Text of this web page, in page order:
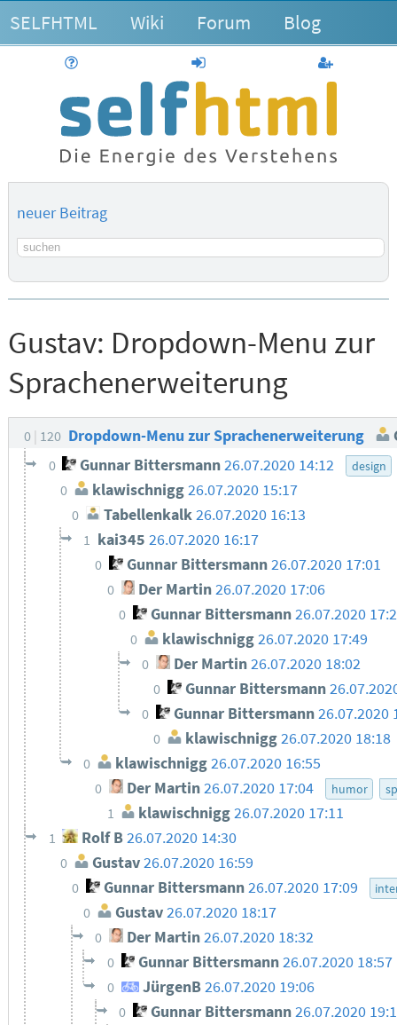
SELFHTML Wiki Forum Blog
anmelden
neuer Beitrag
Suchbegriff
Gustav: Dropdown-Menu zur
Sprachenerweiterung
0 120 Dropdown-Menu zur Sprachenerweiterung
0 Gunnar Bittersmann26.07.2020 14:12 design
0 klawischnigg 26.07.2020 15:17
0 Tabellenkalk26.07.2020 16:13
1 kai34526.07.2020 16:17
0 Gunnar Bittersmann26.07.2020 17:01
0 Der Martin26.07.2020 17:06
0 Gunnar Bittersmann 26.07.2020
0 klawischnigg26.07.2020 17:49
0 Der Martin26.07.2020 18:02
0 Gunnar Bittersmann
0 Gunnar Bittersmann26.07.2020
0 klawischnigg26.07.2020 18:18
0 klawischnigg26.07.2020 16:55
0 Der Martin26.07.2020 17:04 humor
1 klawischnigg26.07.2020 17:11
1 Rolf B26.07.2020 14:30
0 Gustav 26.07.2020 16:59
0 Gunnar Bittersmann26.07.2020 17:09
0 Gustav26.07.2020 18:17
0 Der Martin26.07.2020 18:32
0 Gunnar Bittersmann26.07.2020 18:57
0 JürgenB 26.07.2020 19:06
0 Gunnar Bittersmann 26.07.2020